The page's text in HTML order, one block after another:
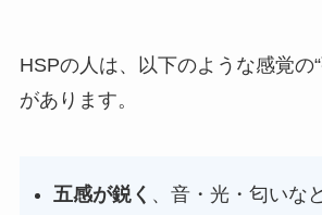
HSPの人は、以下のような感覚の
があります。
五感が鋭く 、音・光・匂いな